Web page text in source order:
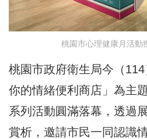
桃園市心理健康月活動
桃園市政府衛生局今（114
你的情緒便利商店」為主
系列活動圓滿落幕，透過
賞析，邀請市民一同認識